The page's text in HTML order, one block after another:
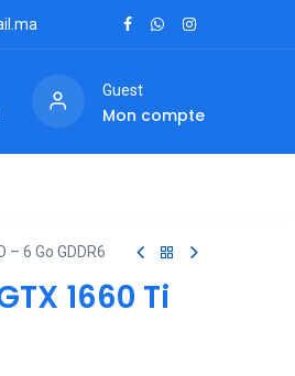
Guest
Mon compte
– 6 Go GDDR6
1660 Ti